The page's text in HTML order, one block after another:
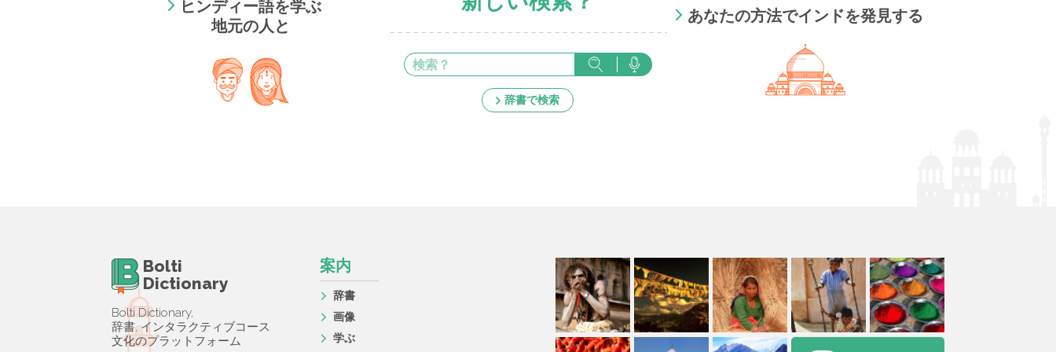
ヒンディー語を学ぶ
地元の人と
辞書で検索
あなたの方法でインドを発見する
Bolti
Dictionary
Bolti Dictionary,
辞書, インタラクティブコース
文化のプラットフォーム
案内
辞書
画像
学ぶ